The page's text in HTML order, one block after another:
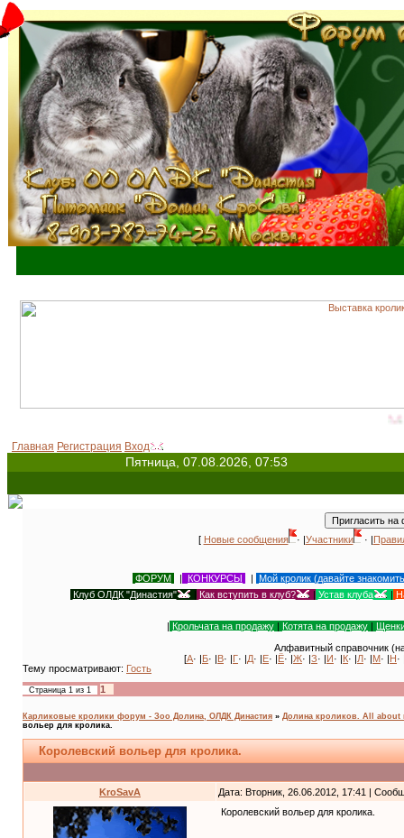
Всемирный
Главная Регистрация Вход
Пятница, 07.08.2026, 07:53
[ Новые сообщения · |Участники · |
ФОРУМ | КОНКУРСЫ | Мой кролик (давайте
Клуб ОЛДК "Династия"
| Как вступить в клуб? | Устав клуба |
| Крольчата на продажу | Котята на продажу |
Алфавитный справочник
[А· |Б· |В· |Г· |Д· |Е· |Ё· |Ж· |З· |И· |К· |Л· |М· |Н·
Тему просматривают: Гость
Страница 1 из 1 1
Карликовые кролики форум - Зоо Долина, ОЛДК Династия » Долина кроликов. All about
вольер для кролика.
Королевский вольер для кролика.
KroSavA Дата: Вторник, 26.06.2012, 17:41 |
Королевский вольер для кролика.